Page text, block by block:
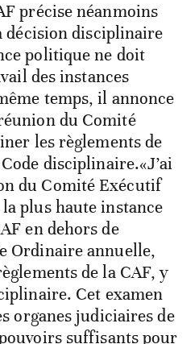
précise néanmoins
décision disciplinaire
politique ne doit
des instances
temps, il annonce
du Comité
les règlements de
disciplinaire.«J’ai
du Comité Exécutif
plus haute instance
en dehors de
Ordinaire annuelle,
de la CAF, y
Cet examen
organes judiciaires de
suffisants pour